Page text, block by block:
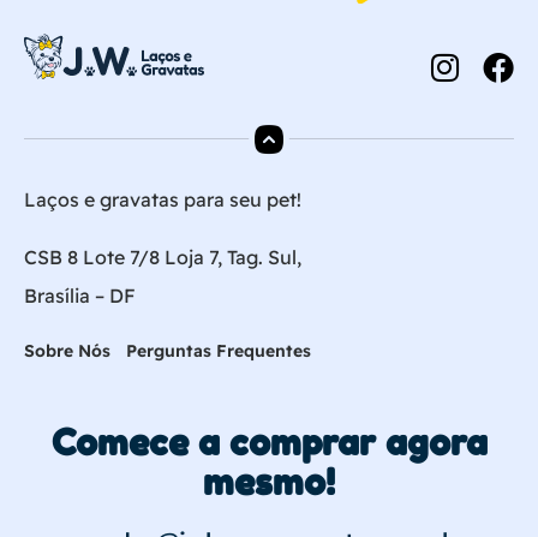
Laços e gravatas para seu pet!
CSB 8 Lote 7/8 Loja 7, Tag. Sul,
Brasília – DF
Sobre Nós Perguntas Frequentes
Comece a comprar agora
mesmo!